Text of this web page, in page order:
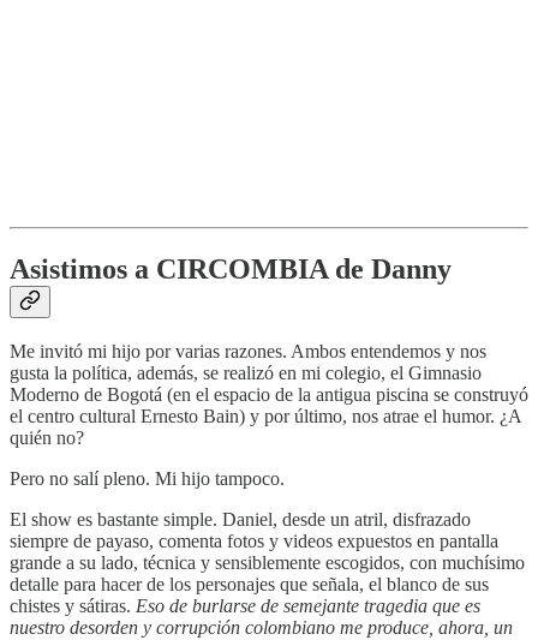
Asistimos a CIRCOMBIA de Danny
Me invitó mi hijo por varias razones. Ambos entendemos y nos
gusta la política, además, se realizó en mi colegio, el Gimnasio
Moderno de Bogotá (en el espacio de la antigua piscina se construyó
el centro cultural Ernesto Bain) y por último, nos atrae el humor. ¿A
quién no?
Pero no salí pleno. Mi hijo tampoco.
El show es bastante simple. Daniel, desde un atril, disfrazado
siempre de payaso, comenta fotos y videos expuestos en pantalla
grande a su lado, técnica y sensiblemente escogidos, con muchísimo
detalle para hacer de los personajes que señala, el blanco de sus
chistes y sátiras. Eso de burlarse de semejante tragedia que es
nuestro desorden y corrupción colombiano me produce, ahora, un